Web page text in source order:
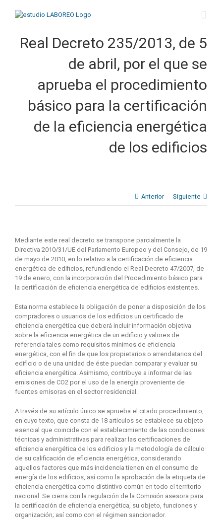
Real Decreto 235/2013, de 5
de abril, por el que se
aprueba el procedimiento
básico para la certificación
de la eficiencia energética
de los edificios
Anterior Siguiente
Mediante este real decreto se transpone parcialmente la
Directiva 2010/31/UE del Parlamento Europeo y del Consejo, de 19
de mayo de 2010, en lo relativo a la certificación de eficiencia
energética de edificios, refundiendo el Real Decreto 47/2007, de
19 de enero, con la incorporación del Procedimiento básico para
la certificación de eficiencia energética de edificios existentes.
Esta norma establece la obligación de poner a disposición de los
compradores o usuarios de los edificios un certificado de
eficiencia energética que deberá incluir información objetiva
sobre la eficiencia energética de un edificio y valores de
referencia tales como requisitos mínimos de eficiencia
energética, con el fin de que los propietarios o arrendatarios del
edificio o de una unidad de éste puedan comparar y evaluar su
eficiencia energética. Asimismo, contribuye a informar de las
emisiones de CO2 por el uso de la energía proveniente de
fuentes emisoras en el sector residencial.
A través de su artículo único se aprueba el citado procedimiento,
en cuyo texto, que consta de 18 artículos se establece su objeto
esencial que coincide con el establecimiento de las condiciones
técnicas y administrativas para realizar las certificaciones de
eficiencia energética de los edificios y la metodología de cálculo
de su calificación de eficiencia energética, considerando
aquellos factores que más incidencia tienen en el consumo de
energía de los edificios, así como la aprobación de la etiqueta de
eficiencia energética como distintivo común en todo el territorio
nacional. Se cierra con la regulación de la Comisión asesora para
la certificación de eficiencia energética, su objeto, funciones y
organización; así como con el régimen sancionador.